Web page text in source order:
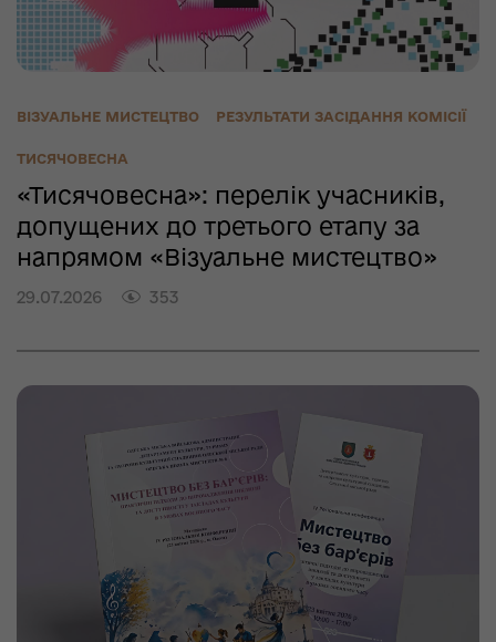
ВІЗУАЛЬНЕ МИСТЕЦТВО РЕЗУЛЬТАТИ ЗАСІДАННЯ КОМІСІЇ
ТИСЯЧОВЕСНА
«Тисячовесна»: перелік учасників,
допущених до третього етапу за
напрямом «Візуальне мистецтво»
29.07.2026 353